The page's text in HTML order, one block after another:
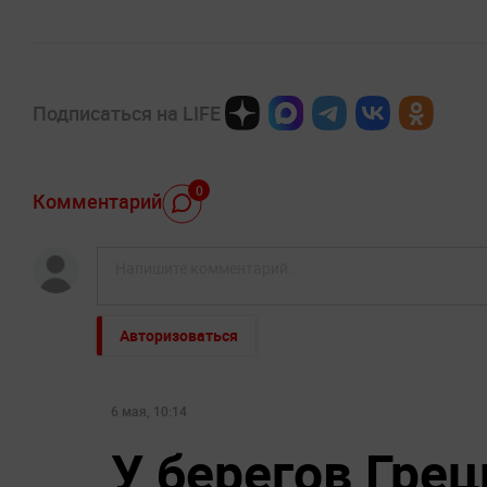
Подписаться на LIFE
Комментарий 0
Авторизоваться
6 мая, 10:14
У берегов